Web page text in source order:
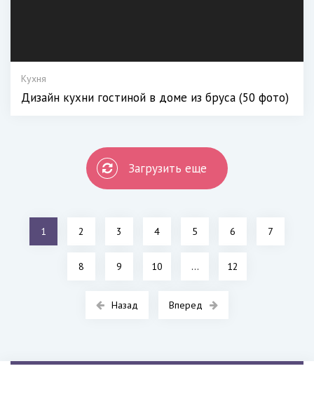
Кухня
Дизайн кухни гостиной в доме из бруса (50 фото)
Загрузить еще
Назад
1 2 3 4 5 6 7
8 9 10 ... 12
Вперед